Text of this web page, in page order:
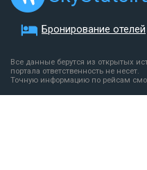
Бронирование отелей
Все данные берутся из открытых
портала ответственность не несет.
Точную информацию по рейсам